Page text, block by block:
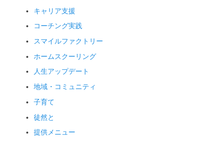
キャリア支援
コーチング実践
スマイルファクトリー
ホームスクーリング
人生アップデート
地域・コミュニティ
子育て
徒然と
提供メニュー